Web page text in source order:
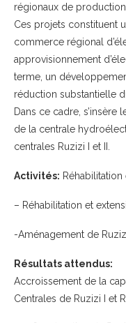
régionaux de production
Ces projets constituent
commerce régional
approvisionnement
terme, un
réduction substantielle
Dans ce cadre,
de la centrale
centrales Ruzizi I et II.
Activités: Réhabilitation
– Réhabilitation et
-Aménagement de
Résultats attendus:
Accroissement de la
Centrales de Ruzizi I et